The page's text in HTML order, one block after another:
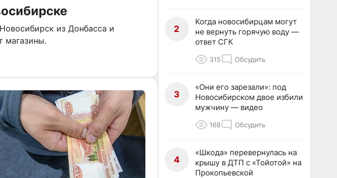
из Донбасса и
магазины.
2
Когда новосибирцам могут
не вернуть горячую воду —
ответ СГК
315 Обсудить
3
«Они его зарезали»: под
Новосибирском двое избили
мужчину — видео
168 Обсудить
4
«Шкода» перевернулась на
крышу в ДТП с «Тойотой» на
Прокопьевской